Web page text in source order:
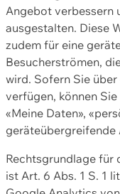
Angebot verbessern
ausgestalten. Diese
zudem für eine
Besucherströmen,
wird. Sofern Sie
verfügen, können
«Meine Daten»,
geräteübergreifende
Rechtsgrundlage für
ist Art. 6 Abs. 1 S. 1